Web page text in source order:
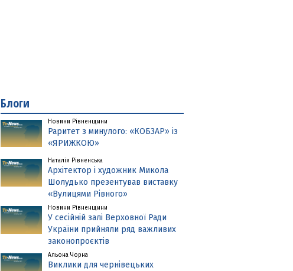
Блоги
Новини Рівненщини
Раритет з минулого: «КОБЗАР» із
«ЯРИЖКОЮ»
Наталія Рівненська
Архітектор і художник Микола
Шолудько презентував виставку
«Вулицями Рівного»
Новини Рівненщини
У сесійній залі Верховної Ради
України прийняли ряд важливих
законопроєктів
Альона Чорна
Виклики для чернівецьких